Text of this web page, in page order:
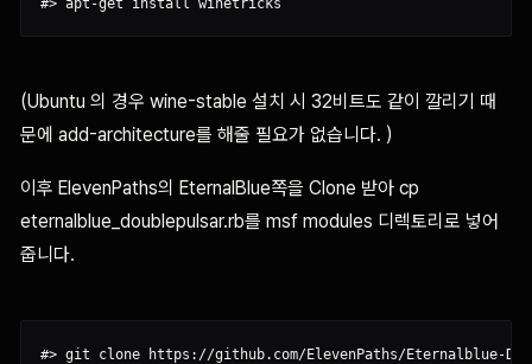
(Ubuntu 의 경우 wine-stable 설치 시 32비트도 같이 깔리기 때
문에 add-architecture를 해줄 필요가 없습니다. )
이후 ElevenPaths의 EternalBlue쪽을 Clone 받아 cp
eternalblue_doublepulsar.rb를 msf modules 디렉토리로 넣어
줍니다.
#> git clone https://github.com/ElevenPaths/Eternalblue-